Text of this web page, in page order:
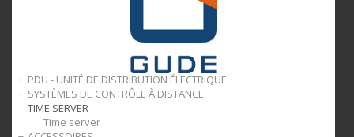
PDU - UNITÉ DE DISTRIBUTION ÉLECTRIQUE
PDU - Unité de distribution électrique
SYSTÈMES DE CONTRÔLE À DISTANCE
Systèmes de contrôle à distance
TIME SERVER
Time server